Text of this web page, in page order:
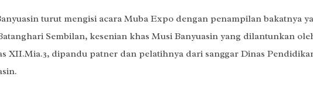
turut mengisi acara Muba Expo dengan penampilan bakatnya
Sembilan, kesenian khas Musi Banyuasin yang dilantunkan
XII.Mia.3, dipandu patner dan pelatihnya dari sanggar Dinas